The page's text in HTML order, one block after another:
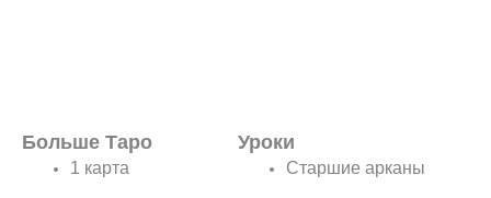
Больше Таро
1 карта
Уроки
Старшие арканы